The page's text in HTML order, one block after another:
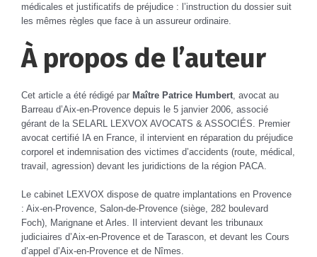
médicales et justificatifs de préjudice : l’instruction du dossier suit
les mêmes règles que face à un assureur ordinaire.
À propos de l’auteur
Cet article a été rédigé par Maître Patrice Humbert avocat au
Barreau d’Aix-en-Provence depuis le 5 janvier 2006 , associé
gérant de la SELARL LEXVOX AVOCATS & ASSOCIÉS. Premier
avocat certifié IA en France, il intervient en réparation du préjudice
corporel et indemnisation des victimes d’accidents (route, médical,
travail, agression) devant les juridictions de la région PACA.
Le cabinet LEXVOX dispose de quatre implantations en Provence
: Aix-en-Provence, Salon-de-Provence (siège, 282 boulevard
Foch), Marignane et Arles. Il intervient devant les tribunaux
judiciaires d’Aix-en-Provence et de Tarascon, et devant les Cours
d’appel d’Aix-en-Provence et de Nîmes.